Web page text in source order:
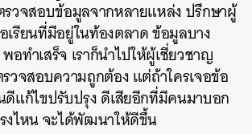
รวจสอบข้อมูลจากหลายแหล่ง ปรึกษาผู้
เรียนที่มีอยู่ในท้องตลาด ข้อมูลบาง
อทำเสร็จ เราก็นำไปให้ผู้เชี่ยวชาญ
วจสอบความถูกต้อง แต่ถ้าใครเจอข้อ
ดีแก้ไขปรับปรุง ดีเสียอีกที่มีคนมาบอก
งไหน จะได้พัฒนาให้ดีขึ้น